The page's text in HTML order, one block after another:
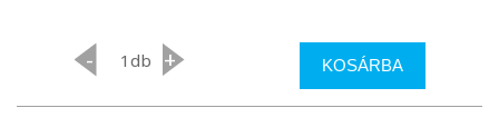
- db + KOSÁRBA